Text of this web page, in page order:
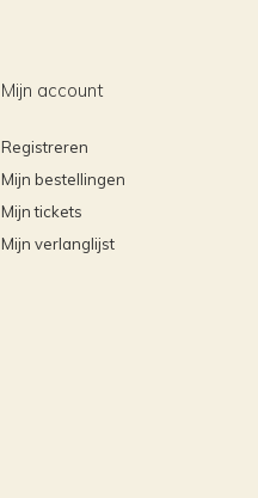
Mijn account
Registreren
Mijn bestellingen
Mijn tickets
Mijn verlanglijst